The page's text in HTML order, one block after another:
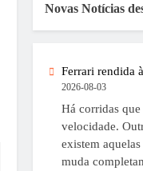
Novas Notícias
Ferrari rendida
2026-08-03
Há corridas
velocidade.
existem
muda